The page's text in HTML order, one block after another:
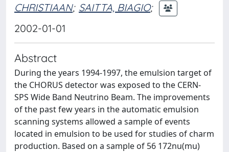
CHRISTIAAN; SAITTA, BIAGIO;
2002-01-01
Abstract
During the years 1994-1997, the emulsion target of
the CHORUS detector was exposed to the CERN-
SPS Wide Band Neutrino Beam. The improvements
of the past few years in the automatic emulsion
scanning systems allowed a sample of events
located in emulsion to be used for studies of charm
production. Based on a sample of 56 172nu(mu)